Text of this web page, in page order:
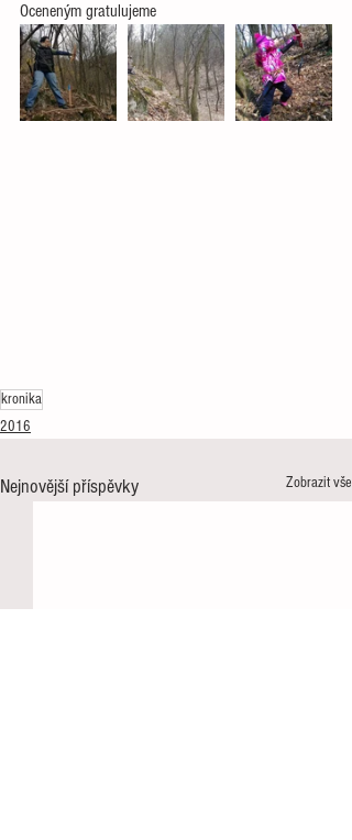
Oceneným gratulujeme
kronika
2016
Nejnovější příspěvky Zobrazit vše